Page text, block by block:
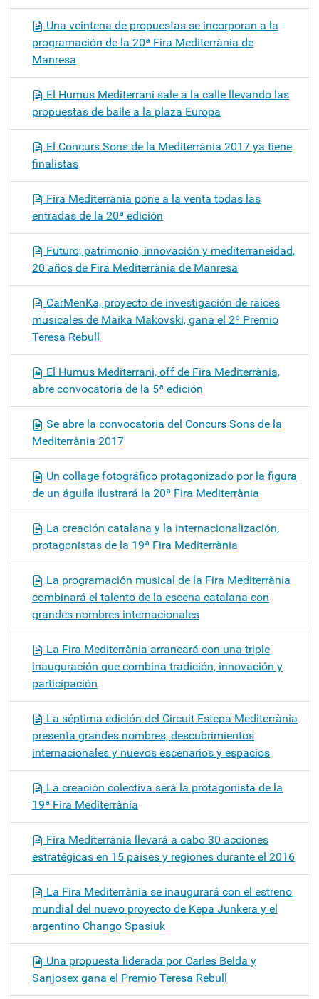
Una veintena de propuestas se incorporan a la
programación de la 20ª Fira Mediterrània de
Manresa
El Humus Mediterrani sale a la calle llevando las
propuestas de baile a la plaza Europa
El Concurs Sons de la Mediterrània 2017 ya tiene
finalistas
Fira Mediterrània pone a la venta todas las
entradas de la 20ª edición
Futuro, patrimonio, innovación y mediterraneidad,
20 años de Fira Mediterrània de Manresa
CarMenKa, proyecto de investigación de raíces
musicales de Maika Makovski, gana el 2º Premio
Teresa Rebull
El Humus Mediterrani, off de Fira Mediterrània,
abre convocatoria de la 5ª edición
Se abre la convocatoria del Concurs Sons de la
Mediterrània 2017
Un collage fotográfico protagonizado por la figura
de un águila ilustrará la 20ª Fira Mediterrània
La creación catalana y la internacionalización,
protagonistas de la 19ª Fira Mediterrània
La programación musical de la Fira Mediterrània
combinará el talento de la escena catalana con
grandes nombres internacionales
La Fira Mediterrània arrancará con una triple
inauguración que combina tradición, innovación y
participación
La séptima edición del Circuit Estepa Mediterrània
presenta grandes nombres, descubrimientos
internacionales y nuevos escenarios y espacios
La creación colectiva será la protagonista de la
19ª Fira Mediterrània
Fira Mediterrània llevará a cabo 30 acciones
estratégicas en 15 países y regiones durante el 2016
La Fira Mediterrània se inaugurará con el estreno
mundial del nuevo proyecto de Kepa Junkera y el
argentino Chango Spasiuk
Una propuesta liderada por Carles Belda y
Sanjosex gana el Premio Teresa Rebull